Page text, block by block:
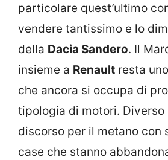
particolare quest’ultimo
vendere tantissimo e lo
della Dacia Sandero. Il
insieme a Renault resta
che ancora si occupa di
tipologia di motori. Diverso
discorso per il metano con
case che stanno